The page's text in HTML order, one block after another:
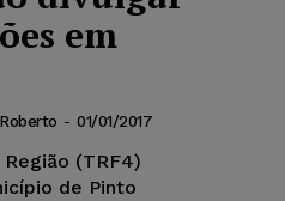
em
- 01/01/2017
(TRF4)
de Pinto